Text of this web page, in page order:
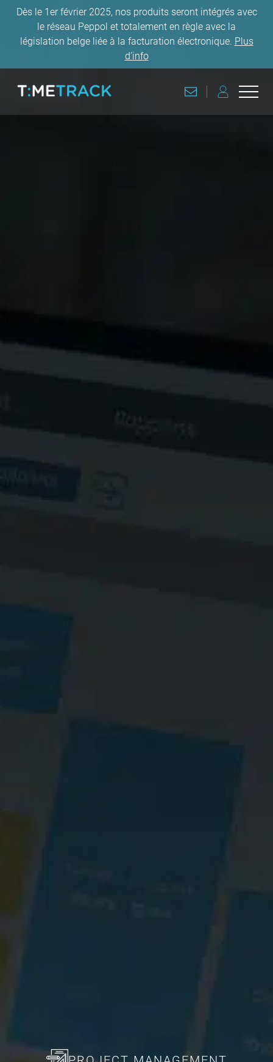
Dès le 1er février 2025, nos produits seront intégrés avec
le réseau Peppol et totalement en règle avec la
législation belge liée à la facturation électronique. Plus
d’info
CONTACTCONNEXION